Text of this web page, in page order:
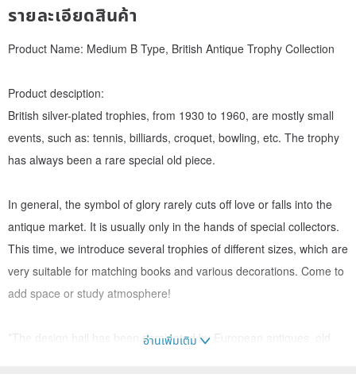
รายละเอียดสินค้า
Product Name: Medium B Type, British Antique Trophy Collection
Product desciption:
British silver-plated trophies, from 1930 to 1960, are mostly small
events, such as: tennis, billiards, croquet, bowling, etc. The trophy
has always been a rare special old piece.
In general, the symbol of glory rarely cuts off love or falls into the
antique market. It is usually only in the hands of special collectors.
This time, we introduce several trophies of different sizes, which are
very suitable for matching books and various decorations. Come to
add space or study atmosphere!
*The design hall has been dominated by European antiques, old
อ่านเพิ่มเติม